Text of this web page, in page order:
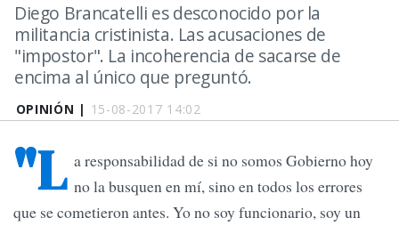
OPINIÓN | 15-08-2017 14:02
Diego Brancatelli es desconocido por la
militancia cristinista. Las acusaciones de
"impostor". La incoherencia de sacarse de
encima al único que preguntó.
"L a responsabilidad de si no somos Gobierno hoy
no la busquen en mí, sino en todos los errores
que se cometieron antes. Yo no soy funcionario, soy un